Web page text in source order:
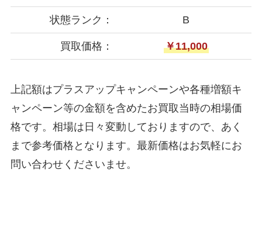
状態ランク： B
買取価格： ￥11,000
上記額はプラスアップキャンペーンや各種増額キ
ャンペーン等の金額を含めたお買取当時の相場価
格です。相場は日々変動しておりますので、あく
まで参考価格となります。最新価格はお気軽にお
問い合わせくださいませ。